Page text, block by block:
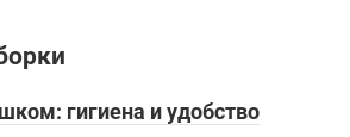
гигиена и удобство